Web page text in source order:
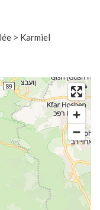
> Karmiel